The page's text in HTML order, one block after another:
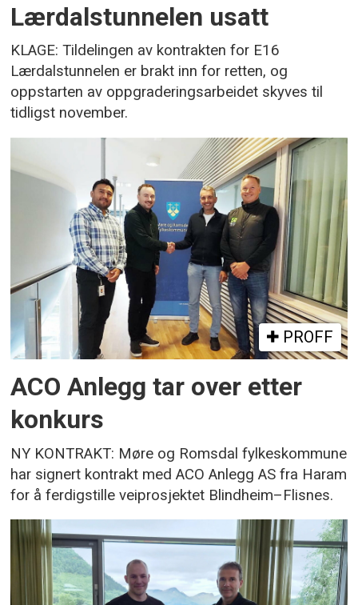
Lærdalstunnelen usatt
KLAGE: Tildelingen av kontrakten for E16
Lærdalstunnelen er brakt inn for retten, og
oppstarten av oppgraderingsarbeidet skyves til
tidligst november.
PROFF
ACO Anlegg tar over etter
konkurs
NY KONTRAKT: Møre og Romsdal fylkeskommune
har signert kontrakt med ACO Anlegg AS fra Haram
for å ferdigstille veiprosjektet Blindheim–Flisnes.